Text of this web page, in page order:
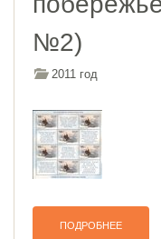
№2)
2011 год
ПОДРОБНЕЕ